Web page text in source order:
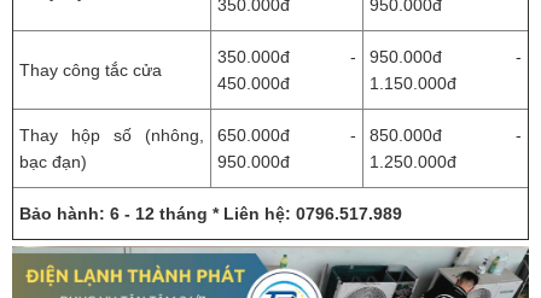
350.000đ 950.000đ
Thay công tắc cửa
350.000đ -
450.000đ
950.000đ -
1.150.000đ
Thay hộp số (nhông,
bạc đạn)
650.000đ -
950.000đ
850.000đ -
1.250.000đ
Bảo hành: 6 - 12 tháng * Liên hệ: 0796.517.989